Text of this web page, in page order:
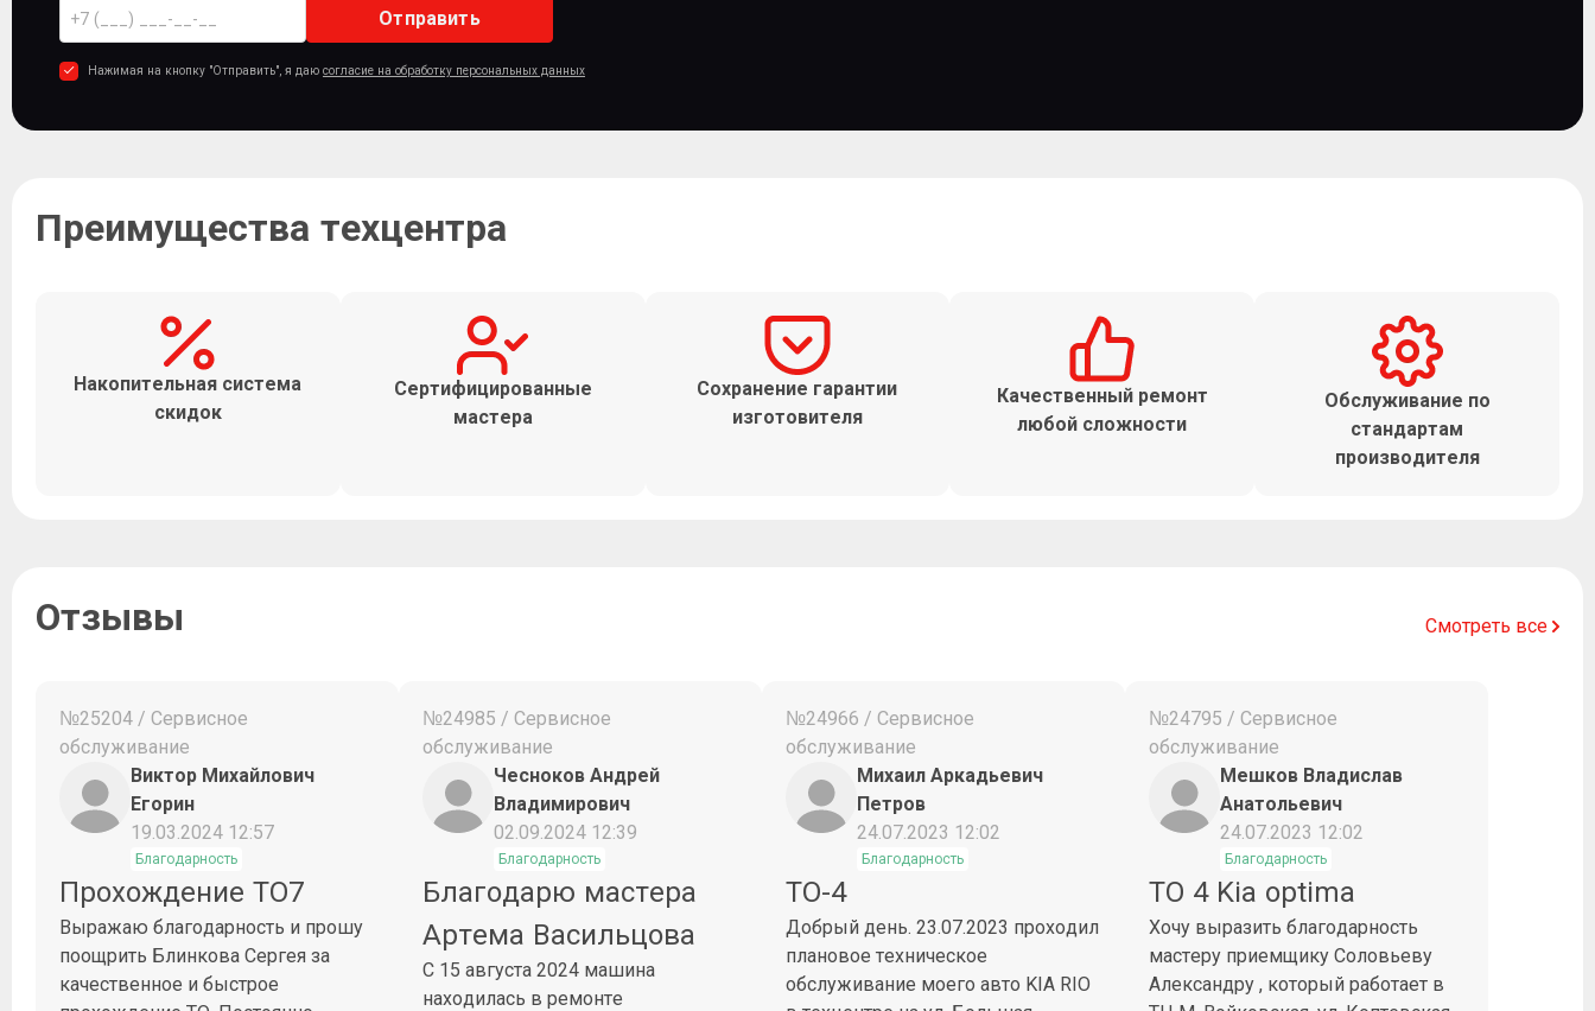
Отправить
Нажимая на кнопку "Отправить", я даю согласие на обработку персональных данных
Преимущества техцентра
Накопительная система
скидок
Сертифицированные
мастера
Сохранение гарантии
изготовителя
Качественный ремонт
любой сложности
Обслуживание по
стандартам
производителя
Отзывы Смотреть все
№25204 / Сервисное
обслуживание
Виктор Михайлович
Егорин
19.03.2024 12:57
Благодарность
Прохождение ТО7
Выражаю благодарность и прошу
поощрить Блинкова Сергея за
качественное и быстрое
№24985 / Сервисное
обслуживание
Чесноков Андрей
Владимирович
02.09.2024 12:39
Благодарность
Благодарю мастера
Артема Васильцова
С 15 августа 2024 машина
находилась в ремонте
№24966 / Сервисное
обслуживание
Михаил Аркадьевич
Петров
24.07.2023 12:02
Благодарность
ТО-4
Добрый день. 23.07.2023 проходил
плановое техническое
обслуживание моего авто KIA RIO
№24795 / Сервисное
обслуживание
Мешков Владислав
Анатольевич
24.07.2023 12:02
Благодарность
ТО 4 Kia optima
Хочу выразить благодарность
мастеру приемщику Соловьеву
Александру , который работает в